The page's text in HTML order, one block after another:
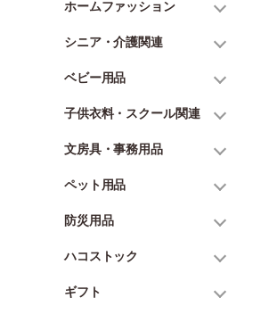
ホームファッション
シニア・介護関連
ベビー用品
子供衣料・スクール関連
文房具・事務用品
ペット用品
防災用品
ハコストック
ギフト